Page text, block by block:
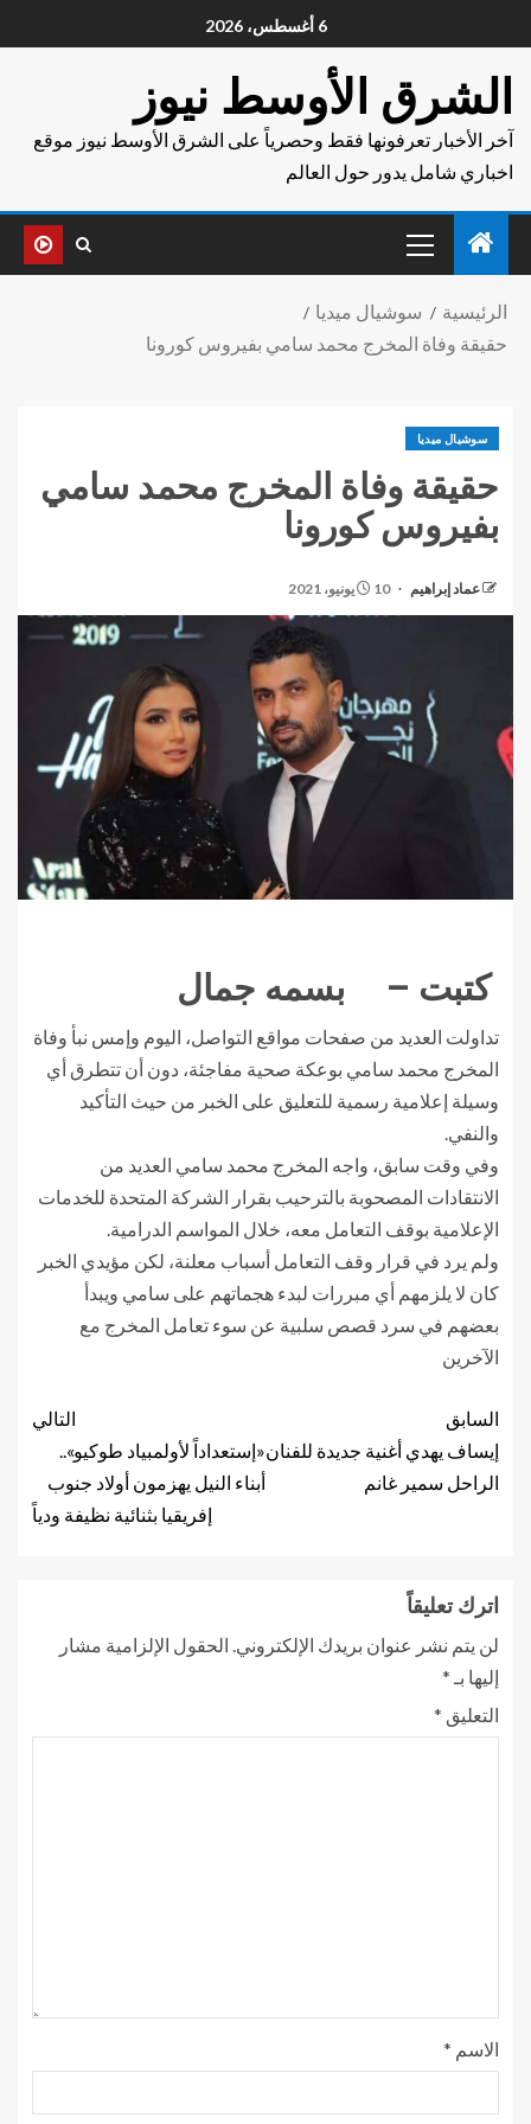
6 أغسطس، 2026
الشرق الأوسط نيوز
آخر الأخبار تعرفونها فقط وحصرياً على الشرق الأوسط نيوز موقع
اخباري شامل يدور حول العالم
الرئيسية
سوشيال ميديا
حقيقة وفاة المخرج محمد سامي بفيروس كورونا
سوشيال ميديا
حقيقة وفاة المخرج محمد سامي
بفيروس كورونا
عماد إبراهيم 10 يونيو، 2021
كتبت – بسمه جمال
تداولت العديد من صفحات مواقع التواصل، اليوم وإمس نبأ وفاة
المخرج محمد سامي بوعكة صحية مفاجئة، دون أن تتطرق أي
وسيلة إعلامية رسمية للتعليق على الخبر من حيث التأكيد
والنفي.
وفي وقت سابق، واجه المخرج محمد سامي العديد من
الانتقادات المصحوبة بالترحيب بقرار الشركة المتحدة للخدمات
الإعلامية بوقف التعامل معه، خلال المواسم الدرامية.
ولم يرد في قرار وقف التعامل أسباب معلنة، لكن مؤيدي الخبر
كان لا يلزمهم أي مبررات لبدء هجماتهم على سامي ويبدأ
بعضهم في سرد قصص سلبية عن سوء تعامل المخرج مع
الآخرين
السابق
إيساف يهدي أغنية جديدة للفنان
الراحل سمير غانم
التالي
«إستعداداً لأولمبياد طوكيو»..
أبناء النيل يهزمون أولاد جنوب
إفريقيا بثنائية نظيفة ودياً
اترك تعليقاً
لن يتم نشر عنوان بريدك الإلكتروني. الحقول الإلزامية مشار
إليها بـ *
التعليق *
الاسم *